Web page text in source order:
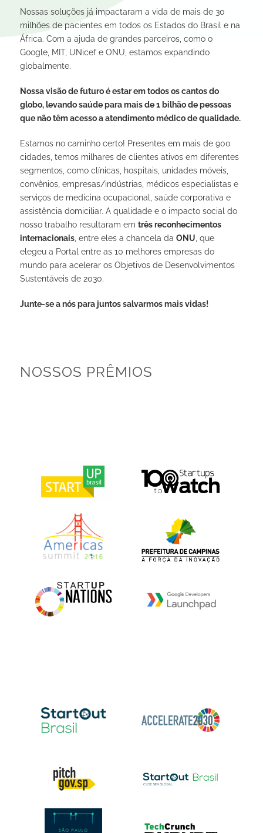
Nossas soluções já impactaram a vida de mais de 30
milhões de pacientes em todos os Estados do Brasil e na
África. Com a ajuda de grandes parceiros, como o
Google, MIT, UNicef e ONU, estamos expandindo
globalmente.
Nossa visão de futuro é estar em todos os cantos do
globo, levando saúde para mais de 1 bilhão de pessoas
que não têm acesso a atendimento médico de qualidade.
Estamos no caminho certo! Presentes em mais de 900
cidades, temos milhares de clientes ativos em diferentes
segmentos, como clínicas, hospitais, unidades móveis,
convênios, empresas/indústrias, médicos especialistas e
serviços de medicina ocupacional, saúde corporativa e
assistência domiciliar. A qualidade e o impacto social do
nosso trabalho resultaram em três reconhecimentos
internacionais, entre eles a chancela da ONU , que
elegeu a Portal entre as 10 melhores empresas do
mundo para acelerar os Objetivos de Desenvolvimentos
Sustentáveis de 2030.
Junte-se a nós para juntos salvarmos mais vidas!
NOSSOS PRÊMIOS